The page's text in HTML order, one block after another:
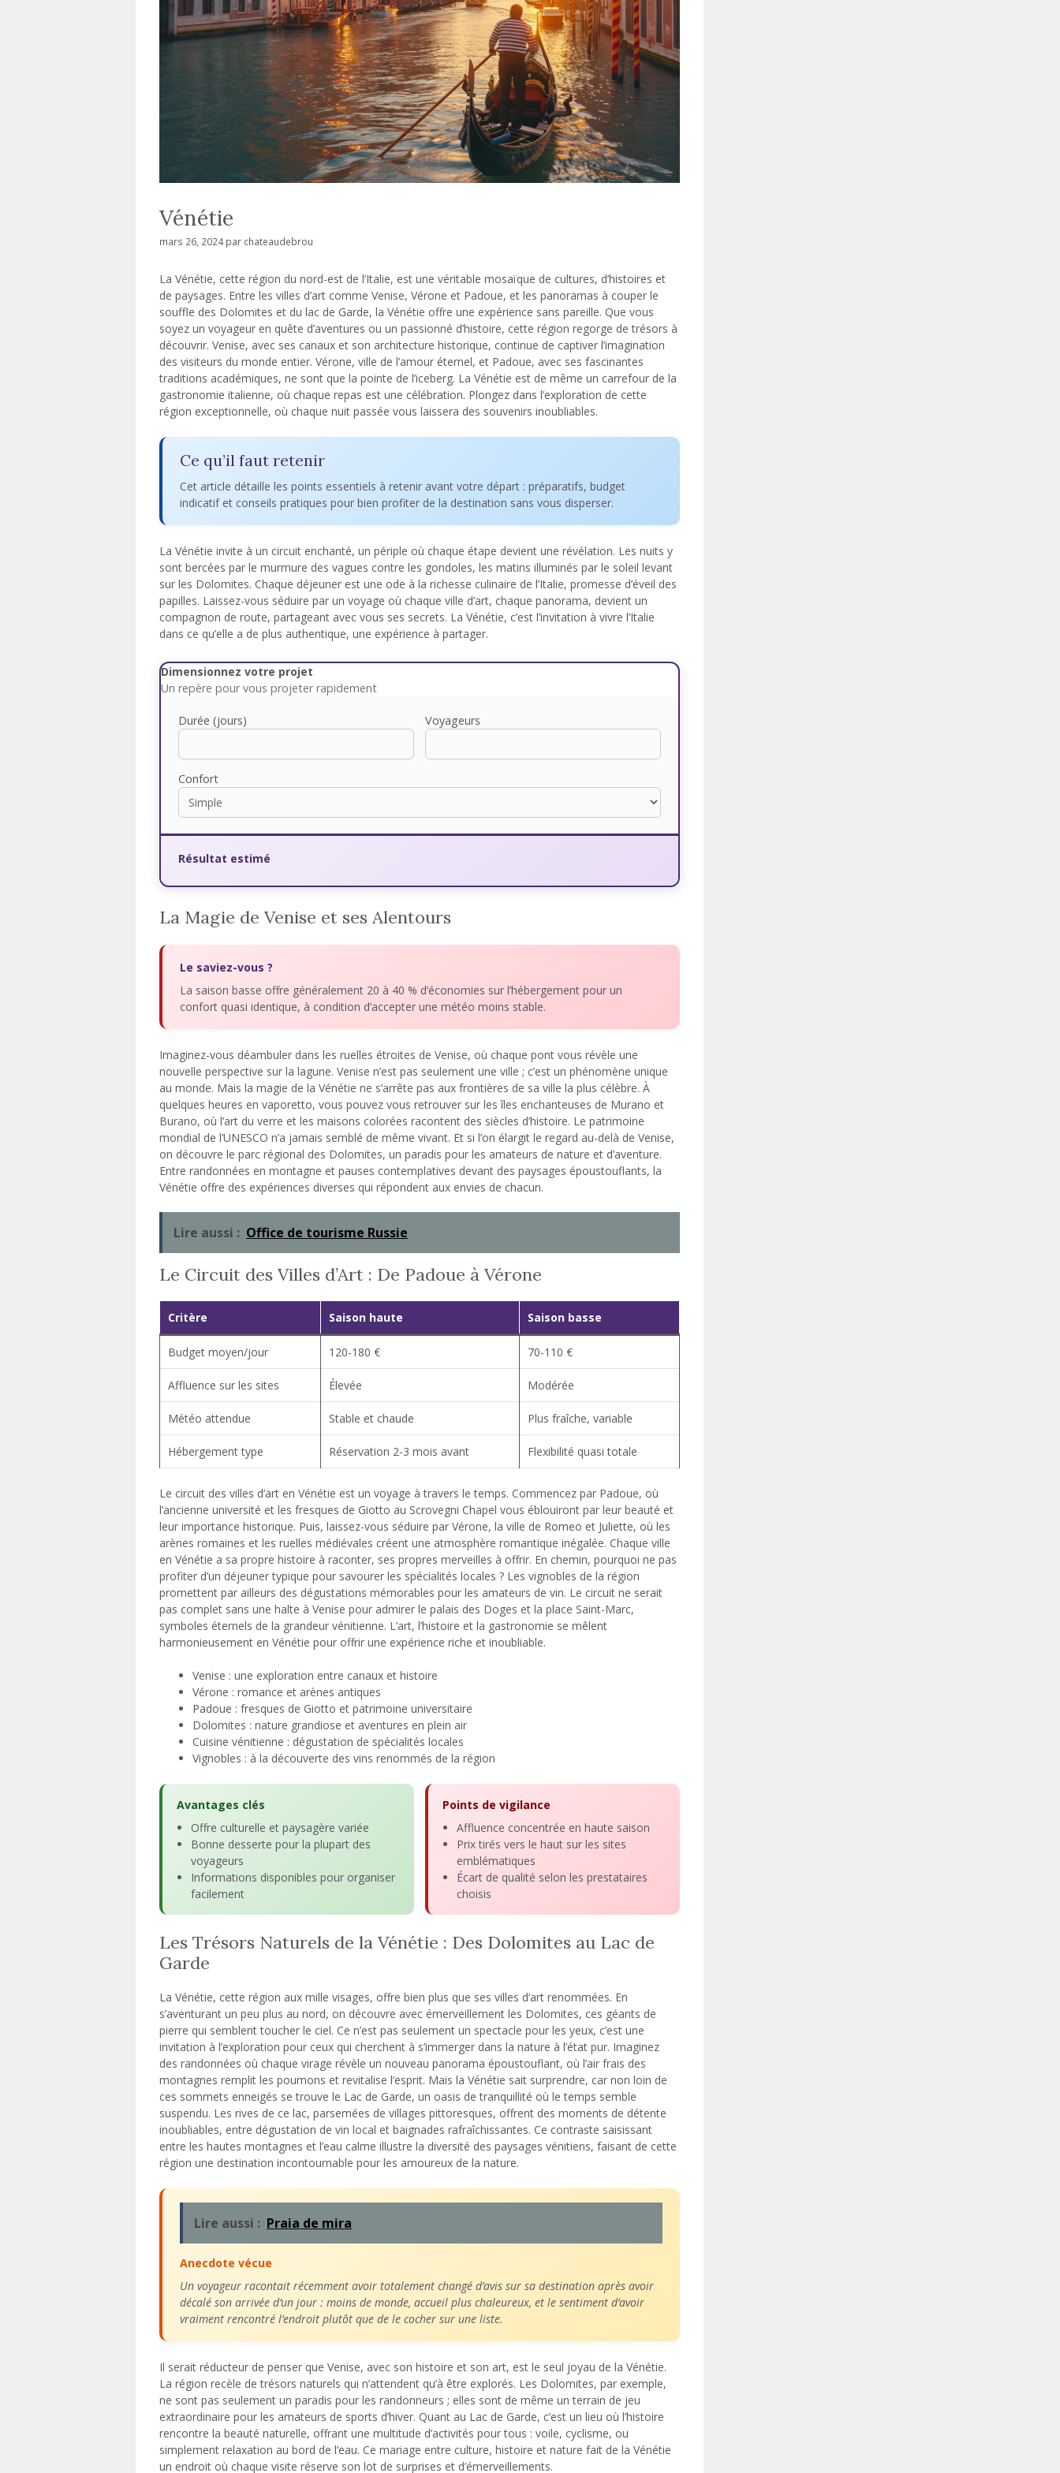
Vénétie
mars 26, 2024 par chateaudebrou
La Vénétie, cette région du nord-est de l’Italie, est une véritable mosaïque de cultures, d’histoires et
de paysages. Entre les villes d’art comme Venise, Vérone et Padoue, et les panoramas à couper le
souffle des Dolomites et du lac de Garde, la Vénétie offre une expérience sans pareille. Que vous
soyez un voyageur en quête d’aventures ou un passionné d’histoire, cette région regorge de trésors à
découvrir. Venise, avec ses canaux et son architecture historique, continue de captiver l’imagination
des visiteurs du monde entier. Vérone, ville de l’amour éternel, et Padoue, avec ses fascinantes
traditions académiques, ne sont que la pointe de l’iceberg. La Vénétie est de même un carrefour de la
gastronomie italienne, où chaque repas est une célébration. Plongez dans l’exploration de cette
région exceptionnelle, où chaque nuit passée vous laissera des souvenirs inoubliables.
Ce qu’il faut retenir
Cet article détaille les points essentiels à retenir avant votre départ : préparatifs, budget
indicatif et conseils pratiques pour bien profiter de la destination sans vous disperser.
La Vénétie invite à un circuit enchanté, un périple où chaque étape devient une révélation. Les nuits y
sont bercées par le murmure des vagues contre les gondoles, les matins illuminés par le soleil levant
sur les Dolomites. Chaque déjeuner est une ode à la richesse culinaire de l’Italie, promesse d’éveil des
papilles. Laissez-vous séduire par un voyage où chaque ville d’art, chaque panorama, devient un
compagnon de route, partageant avec vous ses secrets. La Vénétie, c’est l’invitation à vivre l’Italie
dans ce qu’elle a de plus authentique, une expérience à partager.
Dimensionnez votre projet
Un repère pour vous projeter rapidement
Durée (jours) Voyageurs
Confort
Résultat estimé
La Magie de Venise et ses Alentours
Le saviez-vous ?
La saison basse offre généralement 20 à 40 % d’économies sur l’hébergement pour un
confort quasi identique, à condition d’accepter une météo moins stable.
Imaginez-vous déambuler dans les ruelles étroites de Venise, où chaque pont vous révèle une
nouvelle perspective sur la lagune. Venise n’est pas seulement une ville ; c’est un phénomène unique
au monde. Mais la magie de la Vénétie ne s’arrête pas aux frontières de sa ville la plus célèbre. À
quelques heures en vaporetto, vous pouvez vous retrouver sur les îles enchanteuses de Murano et
Burano, où l’art du verre et les maisons colorées racontent des siècles d’histoire. Le patrimoine
mondial de l’UNESCO n’a jamais semblé de même vivant. Et si l’on élargit le regard au-delà de Venise,
on découvre le parc régional des Dolomites, un paradis pour les amateurs de nature et d’aventure.
Entre randonnées en montagne et pauses contemplatives devant des paysages époustouflants, la
Vénétie offre des expériences diverses qui répondent aux envies de chacun.
Lire aussi : Office de tourisme Russie
Le Circuit des Villes d’Art : De Padoue à Vérone
Critère Saison haute Saison basse
Budget moyen/jour 120-180 € 70-110 €
Affluence sur les sites Élevée Modérée
Météo attendue Stable et chaude Plus fraîche, variable
Hébergement type Réservation 2-3 mois avant Flexibilité quasi totale
Le circuit des villes d’art en Vénétie est un voyage à travers le temps. Commencez par Padoue, où
l’ancienne université et les fresques de Giotto au Scrovegni Chapel vous éblouiront par leur beauté et
leur importance historique. Puis, laissez-vous séduire par Vérone, la ville de Romeo et Juliette, où les
arènes romaines et les ruelles médiévales créent une atmosphère romantique inégalée. Chaque ville
en Vénétie a sa propre histoire à raconter, ses propres merveilles à offrir. En chemin, pourquoi ne pas
profiter d’un déjeuner typique pour savourer les spécialités locales ? Les vignobles de la région
promettent par ailleurs des dégustations mémorables pour les amateurs de vin. Le circuit ne serait
pas complet sans une halte à Venise pour admirer le palais des Doges et la place Saint-Marc,
symboles éternels de la grandeur vénitienne. L’art, l’histoire et la gastronomie se mêlent
harmonieusement en Vénétie pour offrir une expérience riche et inoubliable.
Venise : une exploration entre canaux et histoire
Vérone : romance et arènes antiques
Padoue : fresques de Giotto et patrimoine universitaire
Dolomites : nature grandiose et aventures en plein air
Cuisine vénitienne : dégustation de spécialités locales
Vignobles : à la découverte des vins renommés de la région
Avantages clés
Offre culturelle et paysagère variée
Bonne desserte pour la plupart des
voyageurs
Informations disponibles pour organiser
facilement
Points de vigilance
Affluence concentrée en haute saison
Prix tirés vers le haut sur les sites
emblématiques
Écart de qualité selon les prestataires
choisis
Les Trésors Naturels de la Vénétie : Des Dolomites au Lac de
Garde
La Vénétie, cette région aux mille visages, offre bien plus que ses villes d’art renommées. En
s’aventurant un peu plus au nord, on découvre avec émerveillement les Dolomites, ces géants de
pierre qui semblent toucher le ciel. Ce n’est pas seulement un spectacle pour les yeux, c’est une
invitation à l’exploration pour ceux qui cherchent à s’immerger dans la nature à l’état pur. Imaginez
des randonnées où chaque virage révèle un nouveau panorama époustouflant, où l’air frais des
montagnes remplit les poumons et revitalise l’esprit. Mais la Vénétie sait surprendre, car non loin de
ces sommets enneigés se trouve le Lac de Garde, un oasis de tranquillité où le temps semble
suspendu. Les rives de ce lac, parsemées de villages pittoresques, offrent des moments de détente
inoubliables, entre dégustation de vin local et baignades rafraîchissantes. Ce contraste saisissant
entre les hautes montagnes et l’eau calme illustre la diversité des paysages vénitiens, faisant de cette
région une destination incontournable pour les amoureux de la nature.
Lire aussi : Praia de mira
Anecdote vécue
Un voyageur racontait récemment avoir totalement changé d’avis sur sa destination après avoir
décalé son arrivée d’un jour : moins de monde, accueil plus chaleureux, et le sentiment d’avoir
vraiment rencontré l’endroit plutôt que de le cocher sur une liste.
Il serait réducteur de penser que Venise, avec son histoire et son art, est le seul joyau de la Vénétie.
La région recèle de trésors naturels qui n’attendent qu’à être explorés. Les Dolomites, par exemple,
ne sont pas seulement un paradis pour les randonneurs ; elles sont de même un terrain de jeu
extraordinaire pour les amateurs de sports d’hiver. Quant au Lac de Garde, c’est un lieu où l’histoire
rencontre la beauté naturelle, offrant une multitude d’activités pour tous : voile, cyclisme, ou
simplement relaxation au bord de l’eau. Ce mariage entre culture, histoire et nature fait de la Vénétie
un endroit où chaque visite réserve son lot de surprises et d’émerveillements.